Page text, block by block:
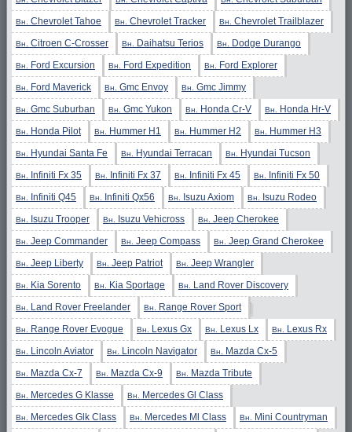
Вн. Chevrolet Tahoe Вн. Chevrolet Tracker Вн. Chevrolet Trailblazer
Вн. Citroen C-Crosser Вн. Daihatsu Terios Вн. Dodge Durango
Вн. Ford Excursion Вн. Ford Expedition Вн. Ford Explorer
Вн. Ford Maverick Вн. Gmc Envoy Вн. Gmc Jimmy
Вн. Gmc Suburban Вн. Gmc Yukon Вн. Honda Cr-V Вн. Honda Hr-V
Вн. Honda Pilot Вн. Hummer H1 Вн. Hummer H2 Вн. Hummer H3
Вн. Hyundai Santa Fe Вн. Hyundai Terracan Вн. Hyundai Tucson
Вн. Infiniti Fx 35 Вн. Infiniti Fx 37 Вн. Infiniti Fx 45 Вн. Infiniti Fx 50
Вн. Infiniti Q45 Вн. Infiniti Qx56 Вн. Isuzu Axiom Вн. Isuzu Rodeo
Вн. Isuzu Trooper Вн. Isuzu Vehicross Вн. Jeep Cherokee
Вн. Jeep Commander Вн. Jeep Compass Вн. Jeep Grand Cherokee
Вн. Jeep Liberty Вн. Jeep Patriot Вн. Jeep Wrangler
Вн. Kia Sorento Вн. Kia Sportage Вн. Land Rover Discovery
Вн. Land Rover Freelander Вн. Range Rover Sport
Вн. Range Rover Evogue Вн. Lexus Gx Вн. Lexus Lx Вн. Lexus Rx
Вн. Lincoln Aviator Вн. Lincoln Navigator Вн. Mazda Cx-5
Вн. Mazda Cx-7 Вн. Mazda Cx-9 Вн. Mazda Tribute
Вн. Mercedes G Klasse Вн. Mercedes Gl Class
Вн. Mercedes Glk Class Вн. Mercedes Ml Class Вн. Mini Countryman